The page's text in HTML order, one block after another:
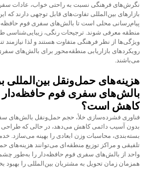
نگرش‌های فرهنگی نسبت به راحتی خواب، عادات
بازارهای بین‌المللی تفاوت‌های قابل توجهی دارند که
پیام‌رسانی محلی است تا بالش‌های سفری فوم
منطقه معرفی شوند. ترجیحات رنگی، زیبایی‌شناسی
ویژگی‌ها از نظر فرهنگی متفاوت هستند و لذا نیازمند
رویکردهای بازاریابی منطقه‌محور برای بالش‌های
می‌باشند.
هزینه‌های حمل‌ونقل بین‌المللی
بالش‌های سفری فوم حافظه‌دار
کاهش است؟
فناوری فشرده‌سازی خلأ، حجم حمل‌ونقل بالش‌های
بدون آسیب دائمی کاهش می‌دهد، در حالی که طراحی
بسته‌بندی، محاسبات وزن ابعادی را بهینه می‌سازد.
تلفیقی و مراکز توزیع منطقه‌ای می‌توانند هزینه‌های
واحد از بالش‌های سفری فوم حافظه‌دار را به‌طور
همزمان زمان تحویل به مشتریان بین‌المللی را بهبود